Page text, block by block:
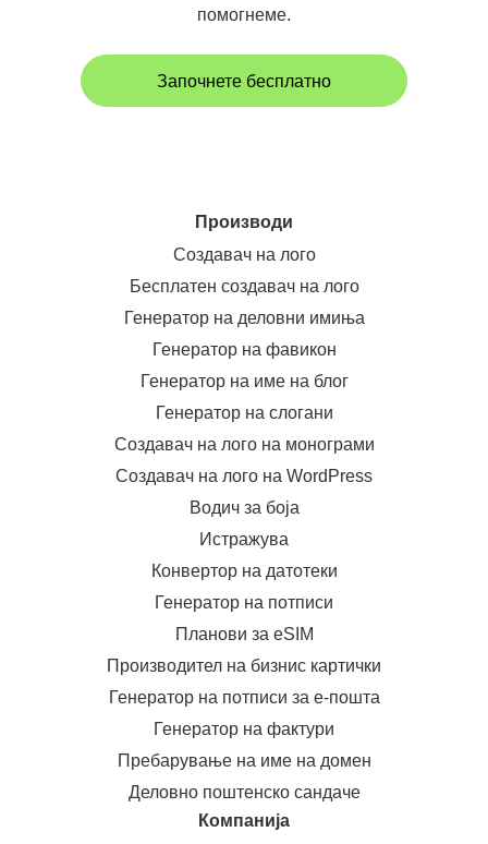
помогнеме.
Започнете бесплатно
Производи
Создавач на лого
Бесплатен создавач на лого
Генератор на деловни имиња
Генератор на фавикон
Генератор на име на блог
Генератор на слогани
Создавач на лого на монограми
Создавач на лого на WordPress
Водич за боја
Истражува
Конвертор на датотеки
Генератор на потписи
Планови за eSIM
Производител на бизнис картички
Генератор на потписи за е-пошта
Генератор на фактури
Пребарување на име на домен
Деловно поштенско сандаче
Компанија